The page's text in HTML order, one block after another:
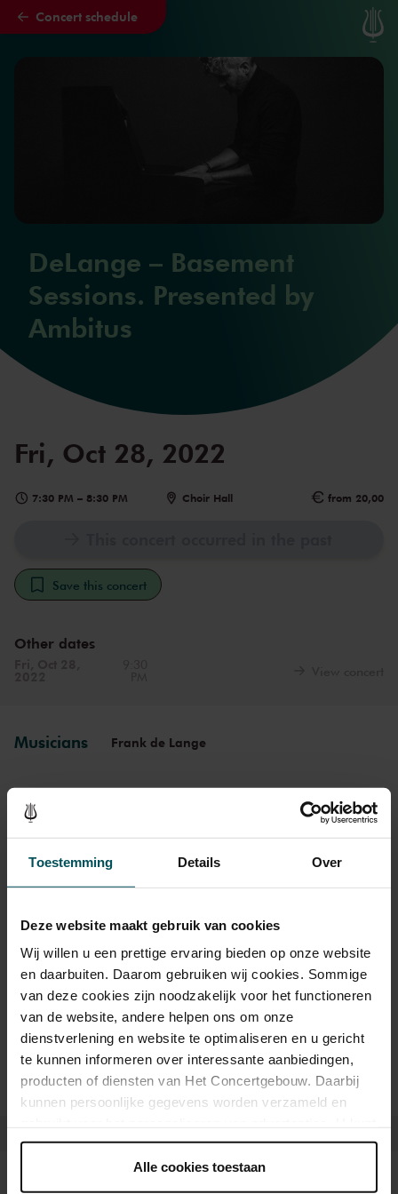
Toestemming Details Over
Deze website maakt gebruik van cookies
Wij willen u een prettige ervaring bieden op onze website
en daarbuiten. Daarom gebruiken wij cookies. Sommige
van deze cookies zijn noodzakelijk voor het functioneren
van de website, andere helpen ons om onze
dienstverlening en website te optimaliseren en u gericht
te kunnen informeren over interessante aanbiedingen,
producten of diensten van Het Concertgebouw. Daarbij
kunnen persoonlijke gegevens worden verzameld en
onder 'aanpassen' zelf welke cookies wij mogen
Lees onze cookieverklaring hier. Lees onze
Alle cookies toestaan
Skip to main content
Concert schedule
DeLange – Basement
Sessions. Presented by
Ambitus
Fri, Oct 28, 2022
7:30 PM – 8:30 PM Choir Hall from 20,00
Save this concert
Other dates
Musicians Frank de Lange
Jazz and pop music
Hall and the Recital Hall have borne witness to nearly the whole of
performed here, as have Miles Davis and Louis Armstrong. Famous
pop stars and bands that have graced the stage of the Main Hall
include Frank Zappa, the Doors and the Eagles, to name but a few.
Legendary concerts, in the present as well as the past.
Genre Neoclassical
Organizer
Het Concertgebouw Eigen
Programmering
Tickets